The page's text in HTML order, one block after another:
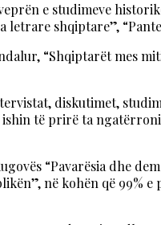
e studimeve
letrare shqiptare”,
“Shqiptarët mes
diskutimet,
të prirë ta
“Pavarësia dhe
në kohën që 99%